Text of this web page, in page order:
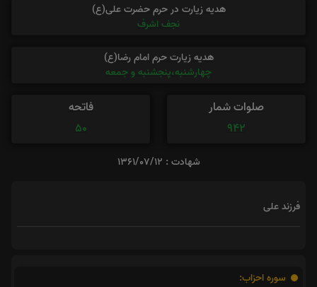
هدیه زیارت در حرم حضرت علی(ع)
نجف اشرف
هدیه زیارت حرم امام رضا(ع)
چهارشنبه،پنجشنبه و جمعه
صلوات شمار
942
فاتحه
50
شهادت : 1361/07/12
فرزند علی
سوره احزاب: